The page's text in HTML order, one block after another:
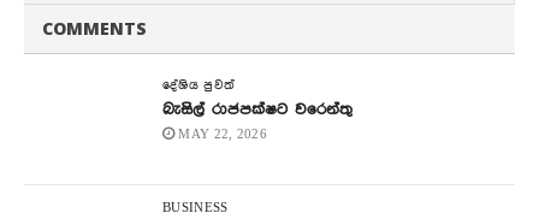
COMMENTS
දේශිය පුවත්
බැසිල් රාජපක්ෂට වරෙන්තු
MAY 22, 2026
BUSINESS